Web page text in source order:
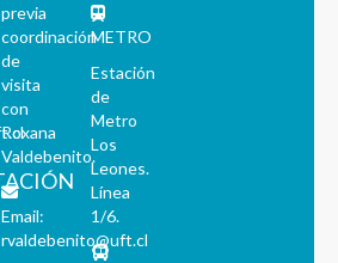
previa
coordinación
de
visita
con
Roxana
Valdebenito.
Email:
rvaldebenito@uft.cl
METRO
Estación
de
Metro
Los
Leones.
Línea
1/6.